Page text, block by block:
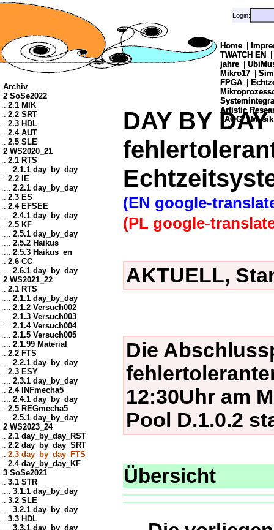
Home
TWATCH EN
jahre
Mikro17
FPGA
Artistic
AOG |Musik
Login:
Archiv
2 SoSe2022
.. 2.1 MIK
.. 2.2 SRT
.. 2.3 HDL
.. 2.4 AUT
.. 2.5 SLE
2 WS2020_21
.. 2.1 RTS
.... 2.1.1 day_by_day
.. 2.2 IE
.... 2.2.1 day_by_day
.. 2.3 ES
.. 2.4 EFSEE
.... 2.4.1 day_by_day
.. 2.5 KF
.... 2.5.1 day_by_day
.... 2.5.2 Haikus
.... 2.5.3 Haikus_en
.. 2.6 CC
.... 2.6.1 day_by_day
2 WS2021_22
.. 2.1 RTS
.... 2.1.1 day_by_day
.... 2.1.2 Versuch002
.... 2.1.3 Versuch003
.... 2.1.4 Versuch004
.... 2.1.5 Versuch005
.... 2.1.99 Material
.. 2.2 FTS
.... 2.2.1 day_by_day
.. 2.3 ESY
.... 2.3.1 day_by_day
.. 2.4 INFmecha5
.... 2.4.1 day_by_day
.. 2.5 REGmecha5
.... 2.5.1 day_by_day
2 WS2023_24
.. 2.1 day_by_day_RST
.. 2.2 day_by_day_SRT
.. 2.3 day_by_day_FTS
.. 2.4 day_by_day_KF
3 SoSe2021
.. 3.1 STR
.... 3.1.1 day_by_day
.. 3.2 SLE
.... 3.2.1 day_by_day
.. 3.3 HDL
.... 3.3.1 day_by_day
Home
TWATCH EN
jahre
Mikro17
FPGA
Artistic
AOG |Musik
Login:
DAY BY
(EN google-
(PL google-
AKTUELL,
Die
12:30Uhr am
Pool D.1.0.2
Übersicht